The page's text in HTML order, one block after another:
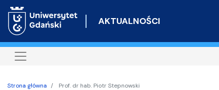
do
AKTUALNOŚCI
Strona główna Prof. dr hab. Piotr Stepnowski